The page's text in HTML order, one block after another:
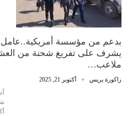
بدعم من مؤسسة أمريكية..عامل
يشرف على تفريغ شحنة من
ملاعب…
زاكورة بريس أكتوبر 21, 2025